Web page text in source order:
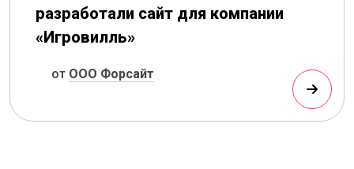
разработали сайт для компании
«Игровилль»
от ООО Форсайт